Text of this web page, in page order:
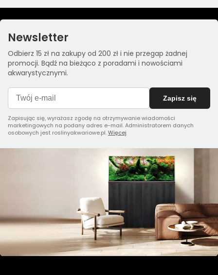
Newsletter
Odbierz 15 zł na zakupy od 200 zł i nie przegap żadnej
promocji. Bądź na bieżąco z poradami i nowościami
akwarystycznymi.
Zapisz się
Zapisując się, wyrażasz zgodę na otrzymywanie wiadomości
marketingowych na podany adres e-mail. Administratorem danych
osobowych jest roslinyakwariowe.pl.Więcej